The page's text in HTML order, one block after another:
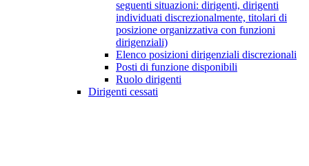
seguenti situazioni: dirigenti, dirigenti
individuati discrezionalmente, titolari di
posizione organizzativa con funzioni
dirigenziali)
Elenco posizioni dirigenziali discrezionali
Posti di funzione disponibili
Ruolo dirigenti
Dirigenti cessati